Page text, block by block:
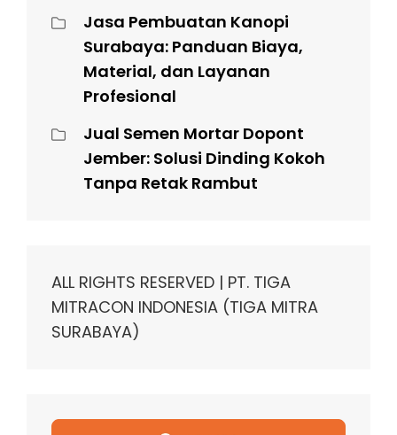
Jasa Pembuatan Kanopi
Surabaya: Panduan Biaya,
Material, dan Layanan
Profesional
Jual Semen Mortar Dopont
Jember: Solusi Dinding Kokoh
Tanpa Retak Rambut
ALL RIGHTS RESERVED | PT. TIGA
MITRACON INDONESIA (TIGA MITRA
SURABAYA)